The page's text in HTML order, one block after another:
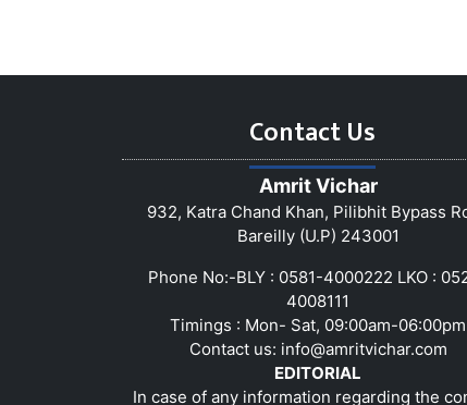
Contact Us
Amrit Vichar
932, Katra Chand Khan, Pilibhit Bypass
Bareilly (U.P) 243001
Phone No:-BLY : 0581-4000222 LKO :
4008111
Timings : Mon- Sat, 09:00am-06:00pm
Contact us: info@amritvichar.com
EDITORIAL
In case of any information regarding the